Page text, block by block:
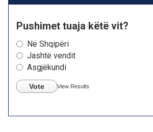
Pushimet tuaja këtë vit?
Në Shqipëri
Jashtë vendit
Asgjëkundi
Vote View Results